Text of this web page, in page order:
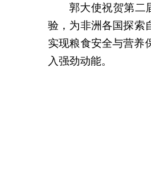
郭大使祝贺第二
验，为非洲各国探索
实现粮食安全与营养
入强劲动能。